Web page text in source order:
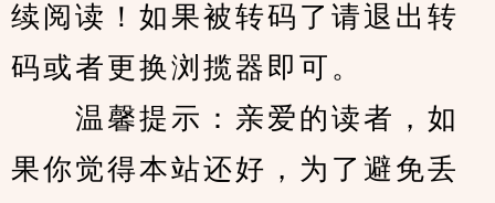
续阅读！如果被转码了请退出转
码或者更换浏揽器即可。
温馨提示：亲爱的读者，如
果你觉得本站还好，为了避免丢